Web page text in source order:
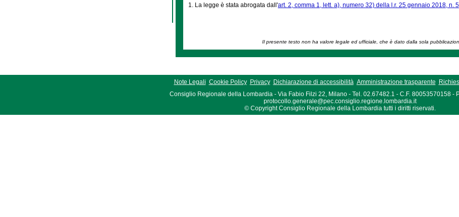
1. La legge è stata abrogata dall'art. 2, comma 1, lett. a), numero 32) della l.r. 25 gennaio 2018, n. 5
Il presente testo non ha valore legale ed ufficiale, che è dato dalla sola
Note Legali Cookie Policy Privacy Dichiarazione di accessibilità Amministrazione trasparente
Consiglio Regionale della Lombardia - Via Fabio Filzi 22, Milano - Tel. 02.67482.1 - C.F. 80053570158 -
protocollo.generale@pec.consiglio.regione.lombardia.it
© Copyright Consiglio Regionale della Lombardia tutti i diritti riservati.